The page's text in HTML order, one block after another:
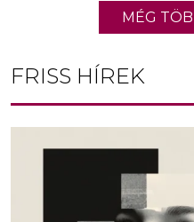
MÉG
FRISS HÍREK